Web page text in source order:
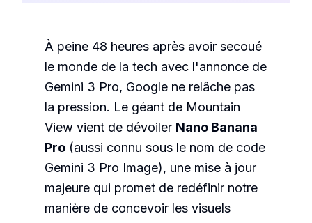
À peine 48 heures après avoir secoué
le monde de la tech avec l'annonce de
Gemini 3 Pro, Google ne relâche pas
la pression. Le géant de Mountain
View vient de dévoiler Nano Banana
Pro (aussi connu sous le nom de code
Gemini 3 Pro Image), une mise à jour
majeure qui promet de redéfinir notre
manière de concevoir les visuels